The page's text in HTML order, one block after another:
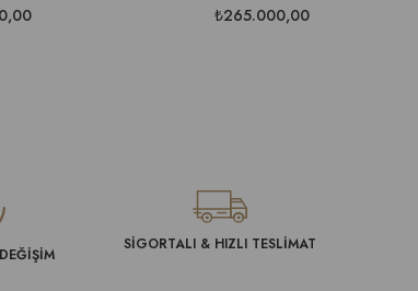
Erkek Kol Saati
718WM4H6 Erkek Kol Saati
₺265.000,00
SİGORTALI & HIZLI TESLİMAT